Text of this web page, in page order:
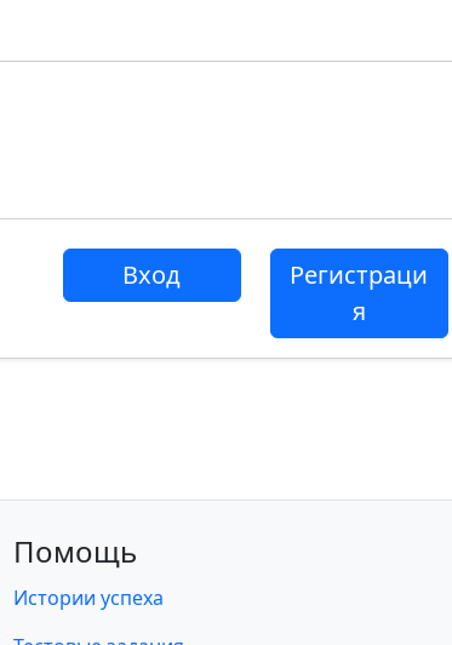
Вход
Регистраци
я
Помощь
Истории успеха